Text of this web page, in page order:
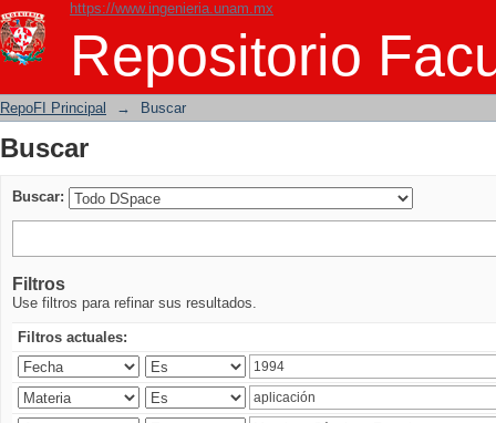
https://www.ingenieria.unam.mx
Repositorio
Buscar
RepoFI Principal → Buscar
Buscar
Buscar:
Filtros
Use filtros para refinar sus resultados.
Filtros actuales: